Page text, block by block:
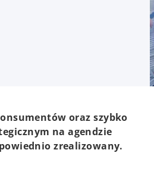
oraz szybko
na agendzie
zrealizowany.